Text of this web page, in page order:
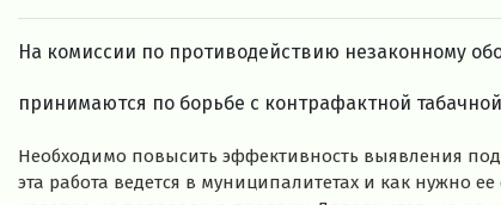
На комиссии по противодействию незаконному
принимаются по борьбе с контрафактной
Необходимо повысить эффективность выявления
эта работа ведется в муниципалитетах и как нужно